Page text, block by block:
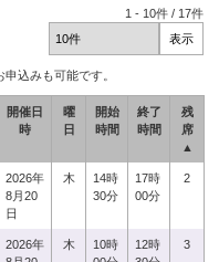
1 - 10件 / 17件
込みも可能です。
開催日
時
曜
日
開始
時間
終了
時間
残
席
▲
2026年
8月20
日
木
14時
30分
17時
00分
2
2026年
木
10時
12時
3